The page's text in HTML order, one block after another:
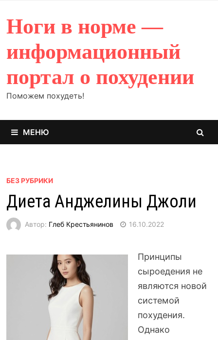
содержимому
Ноги в норме —
информационный
портал о похудении
Поможем похудеть!
МЕНЮ
БЕЗ РУБРИКИ
Диета Анджелины Джоли
Автор: Глеб Крестьянинов 16.10.2022
Принципы
сыроедения не
являются новой
системой
похудения.
Однако